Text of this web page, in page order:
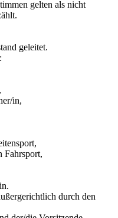
gelten als nicht
geleitet.
in,
durch den